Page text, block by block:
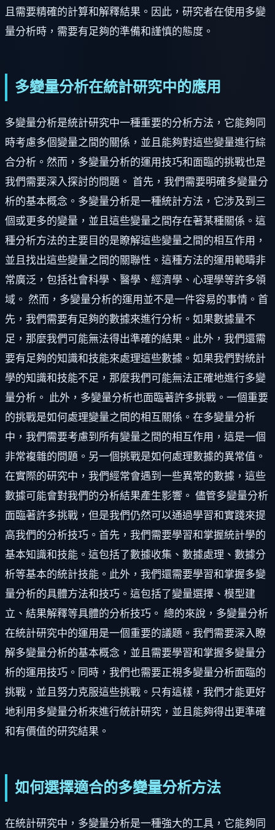
且需要精確的計算和解釋結果。因此，研究者在使用多變
量分析時，需要有足夠的準備和謹慎的態度。
多變量分析在統計研究中的應用
多變量分析是統計研究中一種重要的分析方法，它能夠同
時考慮多個變量之間的關係，並且能夠對這些變量進行綜
合分析。然而，多變量分析的運用技巧和面臨的挑戰也是
我們需要深入探討的問題。 首先，我們需要明確多變量分
析的基本概念。多變量分析是一種統計方法，它涉及到三
個或更多的變量，並且這些變量之間存在著某種關係。這
種分析方法的主要目的是瞭解這些變量之間的相互作用，
並且找出這些變量之間的關聯性。這種方法的運用範疇非
常廣泛，包括社會科學、醫學、經濟學、心理學等許多領
域。 然而，多變量分析的運用並不是一件容易的事情。首
先，我們需要有足夠的數據來進行分析。如果數據量不
足，那麼我們可能無法得出準確的結果。此外，我們還需
要有足夠的知識和技能來處理這些數據。如果我們對統計
學的知識和技能不足，那麼我們可能無法正確地進行多變
量分析。 此外，多變量分析也面臨著許多挑戰。一個重要
的挑戰是如何處理變量之間的相互關係。在多變量分析
中，我們需要考慮到所有變量之間的相互作用，這是一個
非常複雜的問題。另一個挑戰是如何處理數據的異常值。
在實際的研究中，我們經常會遇到一些異常的數據，這些
數據可能會對我們的分析結果產生影響。 儘管多變量分析
面臨著許多挑戰，但是我們仍然可以通過學習和實踐來提
高我們的分析技巧。首先，我們需要學習和掌握統計學的
基本知識和技能。這包括了數據收集、數據處理、數據分
析等基本的統計技能。此外，我們還需要學習和掌握多變
量分析的具體方法和技巧。這包括了變量選擇、模型建
立、結果解釋等具體的分析技巧。 總的來說，多變量分析
在統計研究中的運用是一個重要的議題。我們需要深入瞭
解多變量分析的基本概念，並且需要學習和掌握多變量分
析的運用技巧。同時，我們也需要正視多變量分析面臨的
挑戰，並且努力克服這些挑戰。只有這樣，我們才能更好
地利用多變量分析來進行統計研究，並且能夠得出更準確
和有價值的研究結果。
如何選擇適合的多變量分析方法
在統計研究中，多變量分析是一種強大的工具，它能夠同